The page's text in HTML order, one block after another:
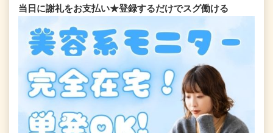
当日に謝礼をお支払い★登録するだけでスグ働ける